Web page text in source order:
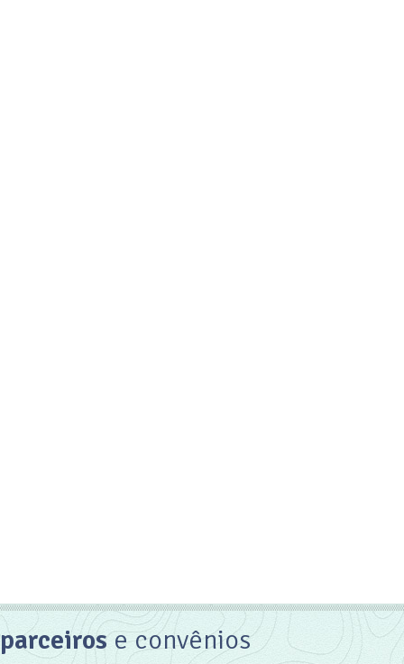
parceirose convênios